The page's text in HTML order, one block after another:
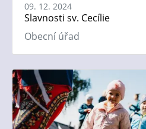
09. 12. 2024
Slavnosti sv. Cecílie
Obecní úřad